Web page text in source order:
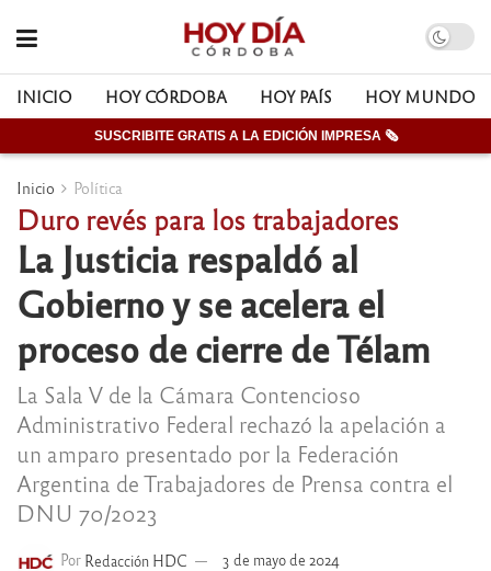
INICIO HOY CÓRDOBA HOY PAÍS HOY MUNDO
SUSCRIBITE GRATIS A LA EDICIÓN IMPRESA 🗞
Inicio Política
Duro revés para los trabajadores
La Justicia respaldó al
Gobierno y se acelera el
proceso de cierre de Télam
La Sala V de la Cámara Contencioso
Administrativo Federal rechazó la apelación a
un amparo presentado por la Federación
Argentina de Trabajadores de Prensa contra el
DNU 70/2023
Por Redacción HDC 3 de mayo de 2024